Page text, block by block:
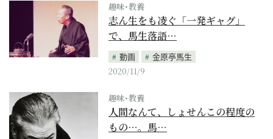
趣味･教養
志ん生をも凌ぐ「一発ギャグ」
で、馬生落語…
動画
金原亭馬生
2020/11/9
趣味･教養
人間なんて、しょせんこの程度の
もの…。馬…